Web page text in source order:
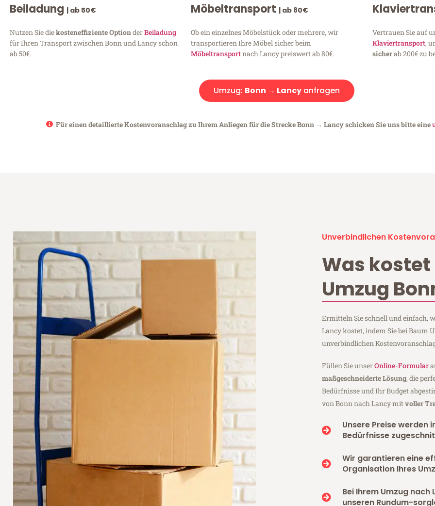
Beiladung | ab 50€
Nutzen Sie diekosteneffiziente OptionderBeiladung
für Ihren Transport zwischen Bonn und Lancy schon
ab 50€.
Möbeltransport | ab 80€
Ob ein einzelnes Möbelstück oder mehrere, wir
transportieren Ihre Möbel sicher beim
Möbeltransportnach Lancy preiswert ab 80€.
Vertrauen Sie auf
Klaviertransport,
sicherab 200€ zu
Umzug: Bonn → Lancy anfragen
Für einen detaillierte Kostenvoranschlag zu Ihrem Anliegen für die Strecke Bonn → Lancy schicken Sie uns bitte eine
Unverbindlichen
Was kostet
Umzug
Ermitteln Sie schnell und einfach,
Lancy kostet, indem Sie bei Baum
unverbindlichen
Füllen Sie unserOnline-Formular
maßgeschneiderte Lösung, die
Bedürfnisse und Ihr Budget
von Bonn nach Lancy mitvoller
Unsere Preise werden
Bedürfnisse
Wir garantieren eine
Organisation Ihres
Bei Ihrem Umzug nach
unseren Rundum-